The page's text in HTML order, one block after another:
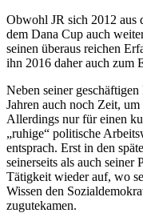
Obwohl JR sich 2012 aus
dem Dana Cup auch
seinen überaus reichen
ihn 2016 daher auch zum
Neben seiner
Jahren auch noch Zeit,
Allerdings nur für einen
„ruhige“ politische
entsprach. Erst in den
seinerseits als auch seiner
Tätigkeit wieder auf, wo
Wissen den
zugutekamen.